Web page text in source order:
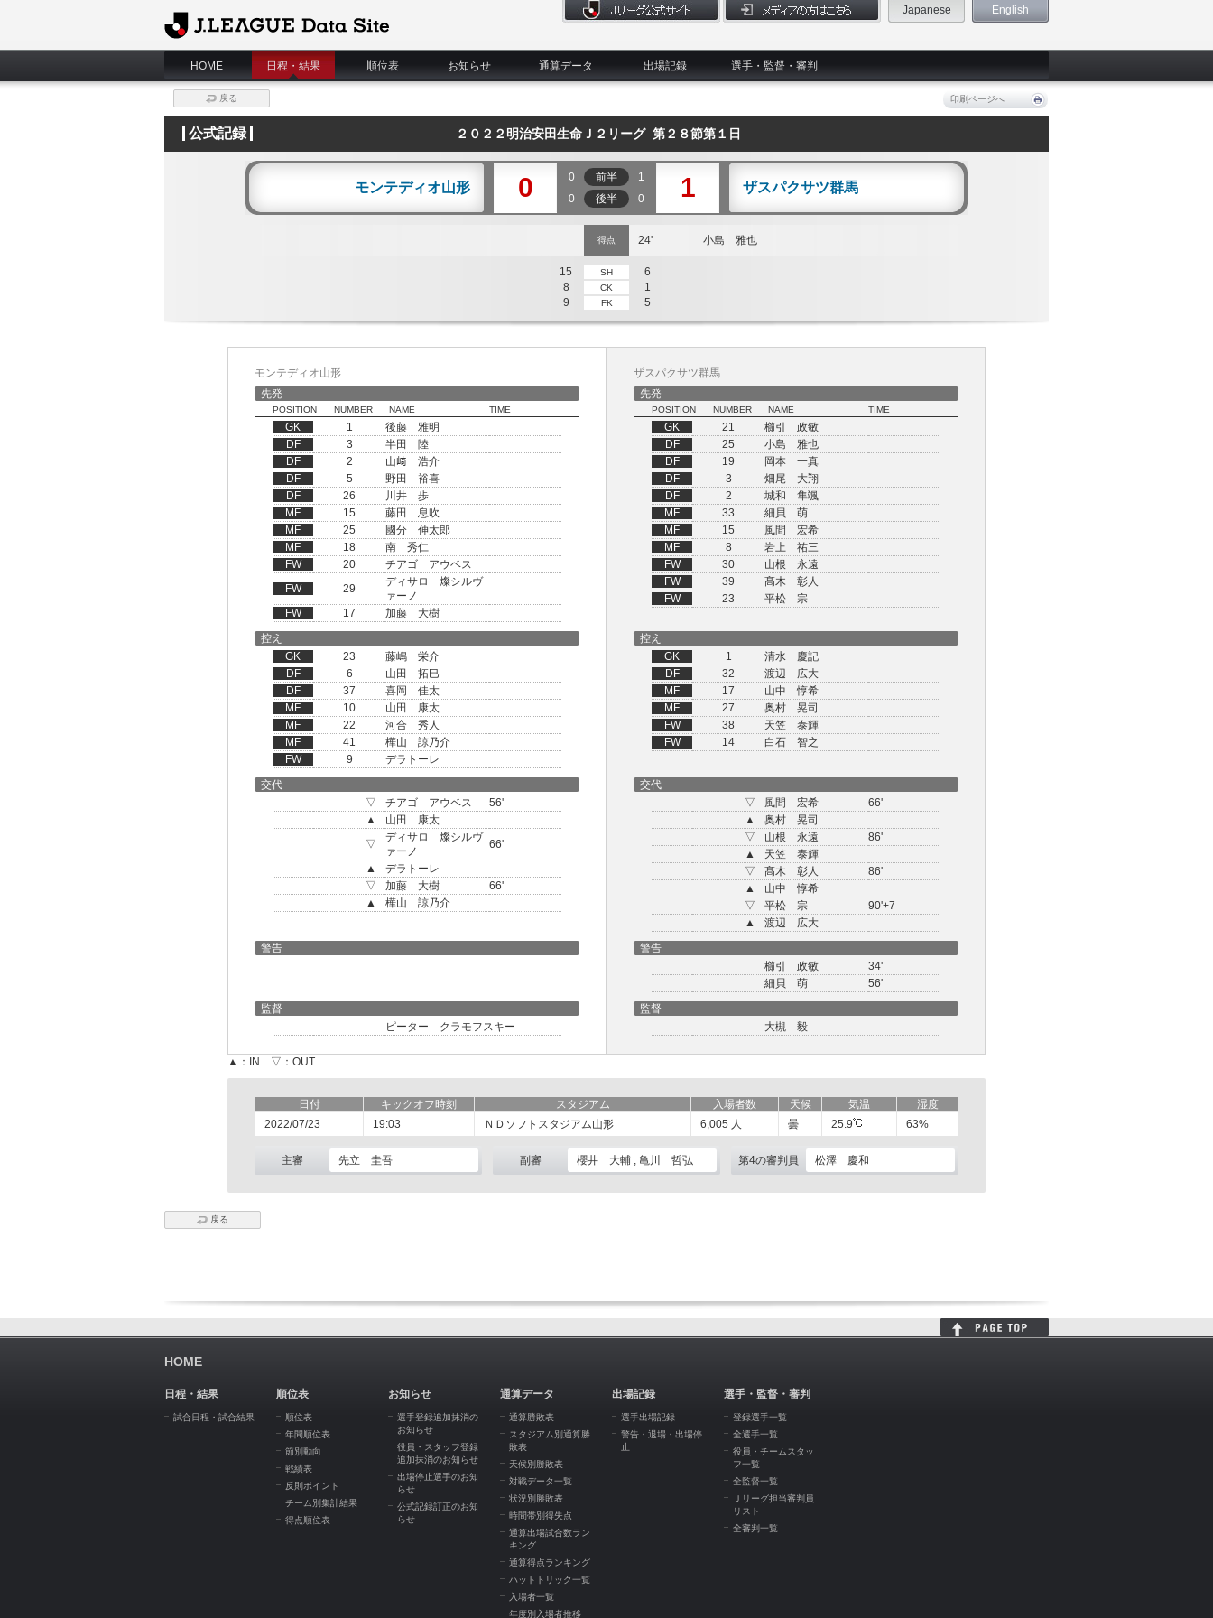
J.League Data Site
Japanese English
HOME 日程・結果 順位表 お知らせ 通算データ 出場記録 選手・監督・審判
戻る 印刷ページへ
公式記録 ２０２２明治安田生命Ｊ２リーグ 第２８節第１日
モンテディオ山形 0 0 前半
1
0
後半 0 1 ザスパクサツ群馬
得点 24' 小島 雅也
15 SH
6
8
CK
1
9
FK 5
モンテディオ山形
先発
POSITION NUMBER NAME TIME
GK 1
後藤 雅明
DF
3
半田 陸
DF
2
山﨑 浩介
DF
5
野田 裕喜
DF
26
川井 歩
MF
15
藤田 息吹
MF
25
國分 伸太郎
MF
18
南 秀仁
FW
20
チアゴ アウベス
FW
29
ディサロ 燦シルヴ
ァーノ
FW
17 加藤 大樹
ザスパクサツ群馬
先発
POSITION NUMBER NAME TIME
GK 21
櫛引 政敏
DF
25
小島 雅也
DF
19
岡本 一真
DF
3
畑尾 大翔
DF
2
城和 隼颯
MF
33
細貝 萌
MF
15
風間 宏希
MF
8
岩上 祐三
FW
30
山根 永遠
FW
39
髙木 彰人
FW
23 平松 宗
控え
GK
23
藤嶋 栄介
DF
6
山田 拓巳
DF
37
喜岡 佳太
MF
10
山田 康太
MF
22
河合 秀人
MF
41
樺山 諒乃介
FW
9 デラトーレ
控え
GK
1
清水 慶記
DF
32
渡辺 広大
MF
17
山中 惇希
MF
27
奥村 晃司
FW
38
天笠 泰輝
FW
14 白石 智之
交代
▽
チアゴ アウベス
56'
▲
山田 康太
▽
ディサロ 燦シルヴ
ァーノ
66'
▲
デラトーレ
▽
加藤 大樹
66'
▲
樺山 諒乃介
交代
▽
風間 宏希
66'
▲
奥村 晃司
▽
山根 永遠
86'
▲
天笠 泰輝
▽
髙木 彰人
86'
▲
山中 惇希
▽
平松 宗
90'+7
▲
渡辺 広大
警告
警告
櫛引 政敏
34'
細貝 萌
56'
監督
ピーター クラモフスキー
監督
大槻 毅
▲：IN ▽：OUT
日付 キックオフ時刻 スタジアム 入場者数 天候 気温
湿度
2022/07/23
19:03 ＮＤソフトスタジアム山形 6,005 人 曇 25.9 63%
主審 先立 圭吾 副審 櫻井 大輔 , 亀川 哲弘 第4の審判員 松澤 慶和
戻る
HOME
日程・結果
試合日程・試合結果
順位表
順位表
年間順位表
節別動向
戦績表
反則ポイント
チーム別集計結果
得点順位表
お知らせ
選手登録追加抹消の
お知らせ
役員・スタッフ登録
追加抹消のお知らせ
出場停止選手のお知
らせ
公式記録訂正のお知
らせ
通算データ
通算勝敗表
スタジアム別通算勝
敗表
天候別勝敗表
対戦データ一覧
状況別勝敗表
時間帯別得失点
通算出場試合数ラン
キング
通算得点ランキング
ハットトリック一覧
入場者一覧
年度別入場者推移
出場記録
選手出場記録
警告・退場・出場停
止
選手・監督・審判
登録選手一覧
全選手一覧
役員・チームスタッ
フ一覧
全監督一覧
Ｊリーグ担当審判員
リスト
全審判一覧